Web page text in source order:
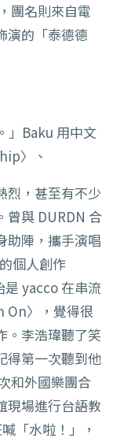
團名則來自電
演的「泰德德
」Baku 用中文
〉、
烈，甚至有不少
曾與 DURDN 合
助陣，攜手演唱
個人創作
是 yacco 在串流
On〉，覺得很
。李浩瑋聽了笑
得第一次聽到他
和外國樂團合
現場進行台語教
「水啦！」，